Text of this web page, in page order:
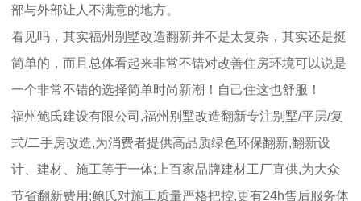
部与外部让人不满意的地方。
看见吗，其实福州别墅改造翻新并不是太复杂，其实还是挺
简单的，而且总体看起来非常不错对改善住房环境可以说是
一个非常不错的选择简单时尚新潮！自己住这也舒服！
福州鲍氏建设有限公司,福州别墅改造翻新专注别墅/平层/复
式/二手房改造,为消费者提供高品质绿色环保翻新,翻新设
计、建材、施工等于一体;上百家品牌建材工厂直供,为大众
节省翻新费用;鲍氏对施工质量严格把控,更有24h售后服务体